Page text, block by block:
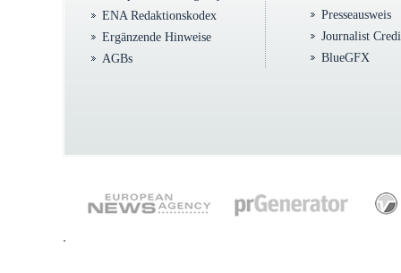
ENA Redaktionskodex
Ergänzende Hinweise
AGBs
Presseausweis
Journalist
BlueGFX
.